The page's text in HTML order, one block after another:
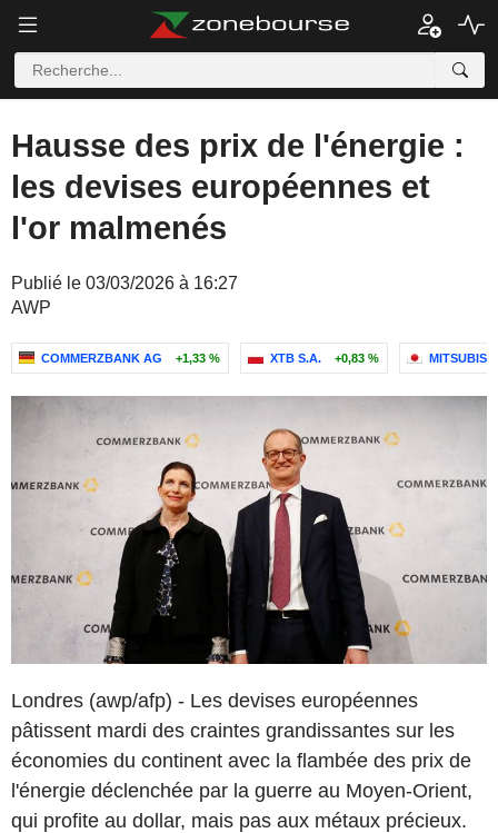
Hausse des prix de l'énergie :
les devises européennes et
l'or malmenés
Publié le 03/03/2026 à 16:27
AWP
COMMERZBANK AG +1,33 % XTB S.A. +0,83 %
Londres (awp/afp) - Les devises européennes
pâtissent mardi des craintes grandissantes sur les
économies du continent avec la flambée des prix de
l'énergie déclenchée par la guerre au Moyen-Orient,
qui profite au dollar, mais pas aux métaux précieux.